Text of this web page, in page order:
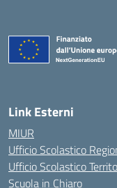
Link Esterni
MIUR
Ufficio Scolastico
Ufficio Scolastico
Scuola in Chiaro